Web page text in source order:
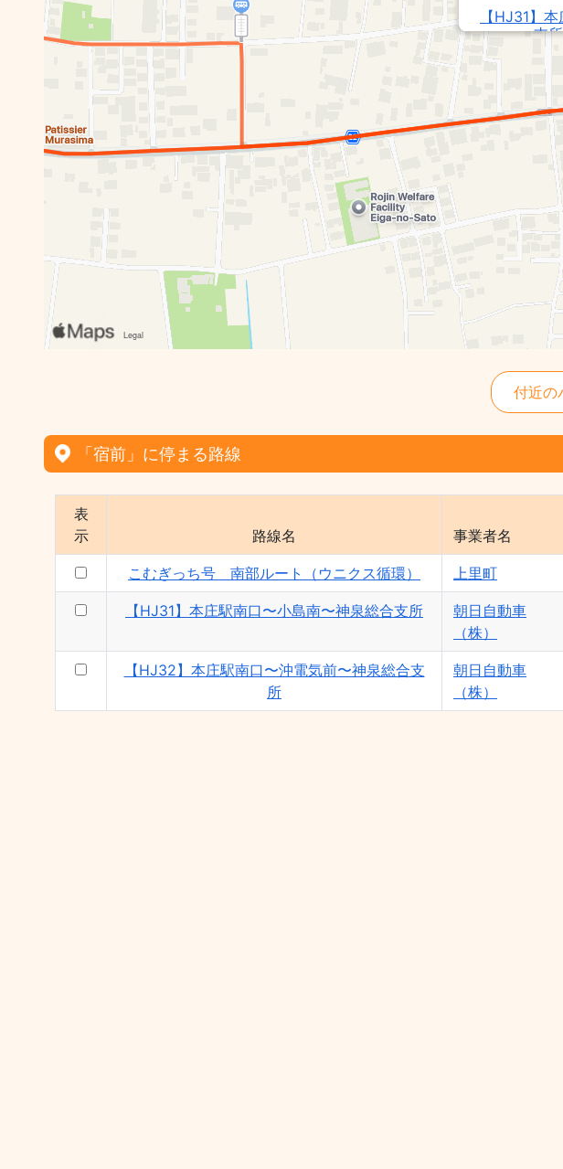
【HJ31】
支
付近の
「宿前」に停まる路線
表
示
路線名 事業者名
こむぎっち号 南部ルート（ウニクス循環） 上里町
【HJ31】本庄駅南口〜小島南〜神泉総合支所
朝日自動車
（株）
【HJ32】本庄駅南口〜沖電気前〜神泉総合支
所
朝日自動車
（株）